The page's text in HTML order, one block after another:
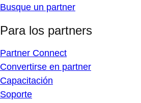
Busque un partner
Para los partners
Partner Connect
Convertirse en partner
Capacitación
Soporte